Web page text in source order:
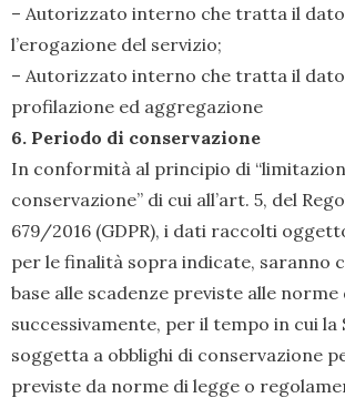
– Autorizzato interno che tratta il
l’erogazione del servizio;
– Autorizzato interno che tratta il
profilazione ed aggregazione
6. Periodo di conservazione
In conformità al principio di
conservazione” di cui all’art. 5, del
679/2016 (GDPR), i dati raccolti
per le finalità sopra indicate, saranno
base alle scadenze previste alle norme
successivamente, per il tempo in cui la
soggetta a obblighi di conservazione
previste da norme di legge o